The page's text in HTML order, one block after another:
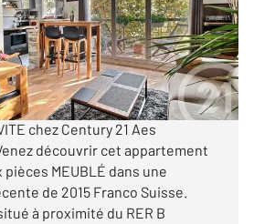
F2 à louer
€
comprises
chez Century 21 Aes
découvrir cet appartement
MEUBLÉ dans une
de 2015 Franco Suisse.
à proximité du RER B